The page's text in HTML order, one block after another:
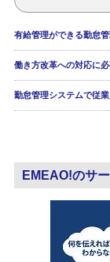
有給管理ができる勤怠
働き方改革への対応に
勤怠管理システムで従
EMEAO!のサ